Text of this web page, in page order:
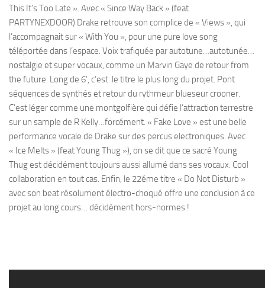
This It’s Too Late ». Avec « Since Way Back » (feat
PARTYNEXDOOR) Drake retrouve son complice de « Views », qui
l’accompagnait sur « With You », pour une pure love song
téléportée dans l’espace. Voix trafiquée par autotune…autotunée…
nostalgie et super vocaux, comme un Marvin Gaye de retour from
the future. Long de 6’, c’est le titre le plus long du projet. Pont
séquences de synthés et retour du rythmeur blueseur crooner.
C’est léger comme une montgolfière qui défie l’attraction terrestre
sur un sample de R Kelly…forcément. « Fake Love » est une belle
performance vocale de Drake sur des percus electroniques. Avec
« Ice Melts » (feat Young Thug »), on se dit que ce sacré Young
Thug est décidément toujours aussi allumé dans ses vocaux. Cool
collaboration en tout cas. Enfin, le 22éme titre « Do Not Disturb »
avec son beat résolument électro-choqué offre une conclusion à ce
projet au long cours… décidément hors-normes !